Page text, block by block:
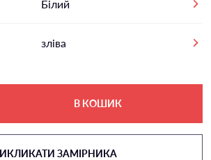
Білий
зліва
В КОШИК
ЗАМІРНИКА